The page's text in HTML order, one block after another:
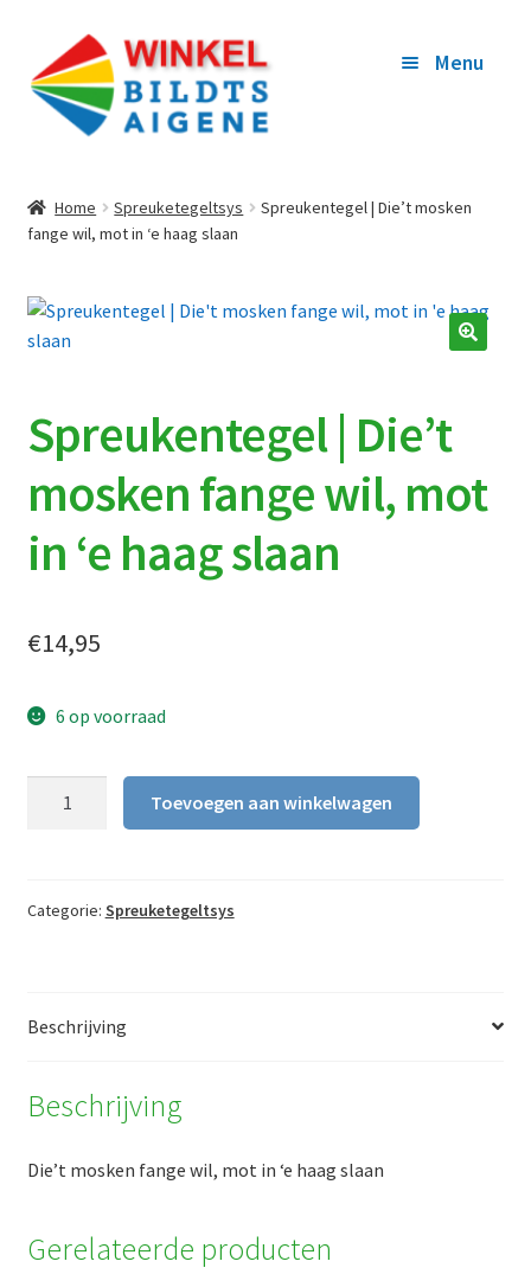
door
naar
navigatie
naar
de
inhoud
Menu
ARTIKELS
WINKELKORFY
MYN TOEGANG
WOR BEGUNSTIGER
Home Spreuketegeltsys
Spreukentegel | Die’t mosken
fange wil, mot in ‘e haag slaan
Spreukentegel | Die’t
mosken fange wil, mot
in ‘e haag slaan
€14,95
6 op voorraad
fange
'e
aantal
Toevoegen aan winkelwagen
Categorie: Spreuketegeltsys
Beschrijving
Beschrijving
Die’t mosken fange wil, mot in ‘e haag slaan
Gerelateerde producten